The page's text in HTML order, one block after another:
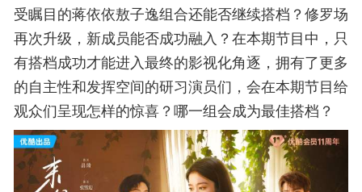
受瞩目的蒋依依敖子逸组合还能否继续搭档？修罗场
再次升级，新成员能否成功融入？在本期节目中，只
有搭档成功才能进入最终的影视化角逐，拥有了更多
的自主性和发挥空间的研习演员们，会在本期节目给
观众们呈现怎样的惊喜？哪一组会成为最佳搭档？